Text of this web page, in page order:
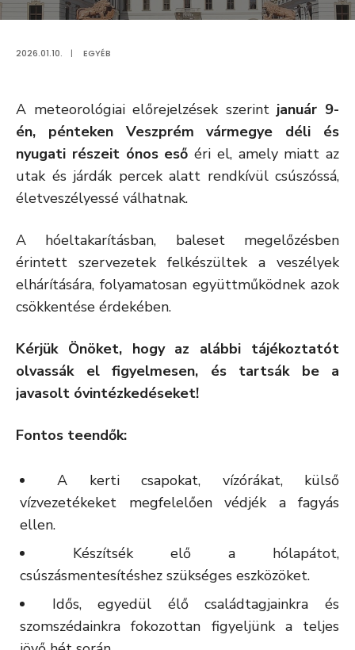
2026.01.10. | EGYÉB
A meteorológiai előrejelzések szerintjanuár 9-
én, pénteken Veszprém vármegye déli és
nyugati részeit ónos eső éri el, amely miatt az
utak és járdák percek alatt rendkívül csúszóssá,
életveszélyessé válhatnak.
A hóeltakarításban, baleset megelőzésben
érintett szervezetek felkészültek a veszélyek
elhárítására, folyamatosan együttműködnek azok
csökkentése érdekében.
Kérjük Önöket, hogy az alábbi tájékoztatót
olvassák el figyelmesen, és tartsák be a
javasolt óvintézkedéseket!
Fontos teendők:
A kerti csapokat, vízórákat, külső
vízvezetékeket megfelelően védjék a fagyás
ellen.
Készítsék elő a hólapátot,
csúszásmentesítéshez szükséges eszközöket.
Idős, egyedül élő családtagjainkra és
szomszédainkra fokozottan figyeljünk a teljes